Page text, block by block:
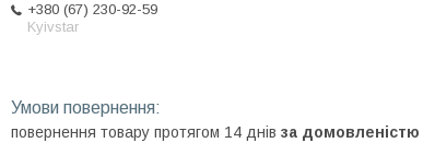
+380 (67) 230-92-59
Kyivstar
повернення товару протягом 14 днів за домовленістю